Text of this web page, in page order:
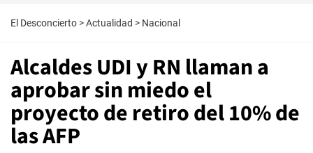
El Desconcierto >Actualidad > Nacional
Alcaldes UDI y RN llaman a
aprobar sin miedo el
proyecto de retiro del 10% de
las AFP